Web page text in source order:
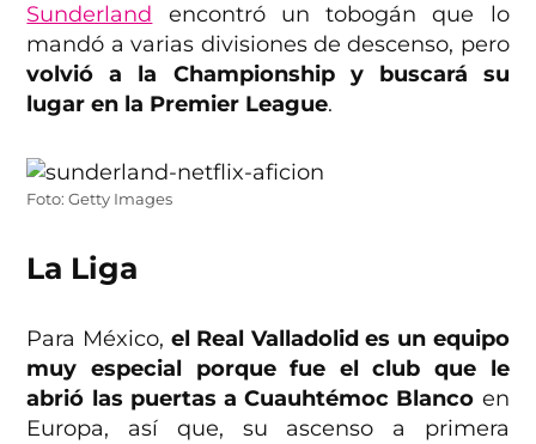
Sunderland encontró un tobogán que lo
mandó a varias divisiones de descenso, pero
volvió a la Championship y buscará su
lugar en la Premier League.
Foto: Getty Images
La Liga
Para México, el Real Valladolid es un equipo
muy especial porque fue el club que le
abrió las puertas a Cuauhtémoc Blanco en
Europa, así que, su ascenso a primera